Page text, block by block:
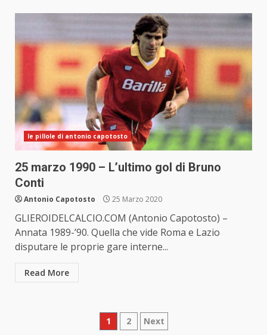
le pillole di antonio capotosto
25 marzo 1990 – L’ultimo gol di Bruno
Conti
Antonio Capotosto 25 Marzo 2020
GLIEROIDELCALCIO.COM (Antonio Capotosto) –
Annata 1989-’90. Quella che vide Roma e Lazio
disputare le proprie gare interne...
Read More
Paginazione
1 2 Next